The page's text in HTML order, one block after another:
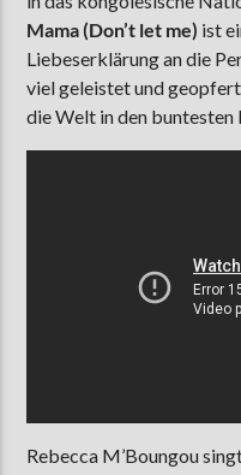
Mama (Don’t let me) ist
Liebeserklärung an die
viel geleistet und
die Welt in den buntesten
Rebecca M’Boungou